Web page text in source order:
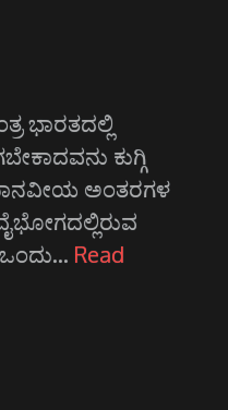
ಭಾರತದಲ್ಲಿ
ಕುಗ್ಗಿ
ಅಂತರಗಳ
ಒಂದು… Read